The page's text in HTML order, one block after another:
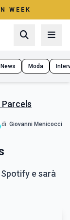
WEEK
Moda
di: Giovanni Menicocci
e sarà